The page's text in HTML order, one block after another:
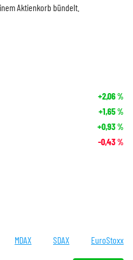
Aktienkorb bündelt.
+2,06%
+1,65%
+0,93%
-0,43%
MDAX SDAX EuroStoxx